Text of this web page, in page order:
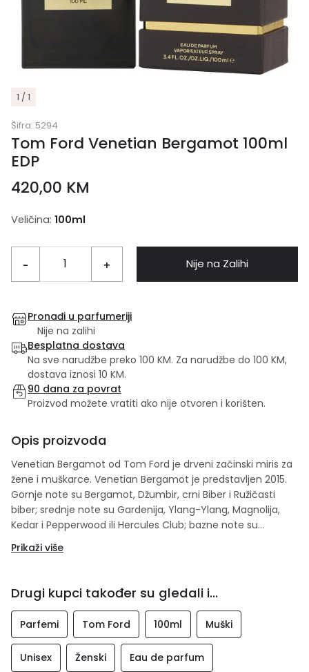
1 / 1
Šifra: 5294
Tom Ford Venetian Bergamot 100ml
EDP
420,00 KM
Veličina: 100ml
- + Nije na Zalihi
Pronađi u parfumeriji
Nije na zalihi
Besplatna dostava
Na sve narudžbe preko 100 KM. Za narudžbe do 100 KM,
dostava iznosi 10 KM.
90 dana za povrat
Proizvod možete vratiti ako nije otvoren i korišten.
Opis proizvoda
Venetian Bergamot od Tom Ford je drveni začinski miris za
žene i muškarce. Venetian Bergamot je predstavljen 2015.
Gornje note su Bergamot, Džumbir, crni Biber i Ružičasti
biber; srednje note su Gardenija, Ylang-Ylang, Magnolija,
Kedar i Pepperwood ili Hercules Club; bazne note su
Prikaži više
Drugi kupci također su gledali i...
Parfemi Tom Ford 100ml Muški
Unisex Ženski Eau de parfum